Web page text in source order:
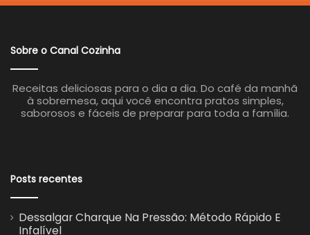
Sobre o Canal Cozinha
Receitas deliciosas para o dia a dia. Do café da manhã
à sobremesa, aqui você encontra pratos simples,
saborosos e fáceis de preparar para toda a família.
Posts recentes
Dessalgar Charque Na Pressão: Método Rápido E
Infalível